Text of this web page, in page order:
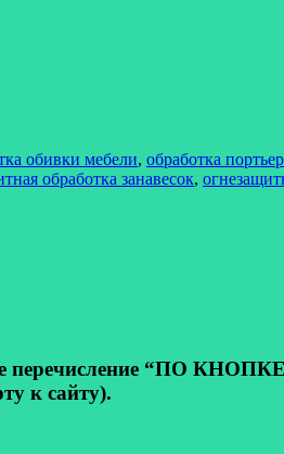
обивки мебели, обработка портьер
обработка занавесок,
“ПО
к сайту).